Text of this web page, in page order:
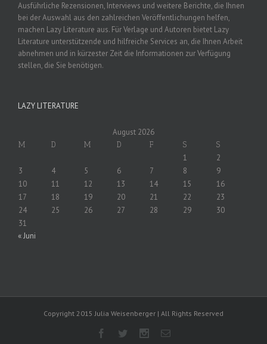
Ausführliche Rezensionen, Interviews und weitere Berichte, die Ihnen
bei der Auswahl aus den zahlreichen Veröffentlichungen helfen,
machen Lazy Literature aus. Für Verlage und Autoren bietet Lazy
Literature unterstützende und hilfreiche Services an, die Ihnen Arbeit
abnehmen und in kürzester Zeit die Informationen zur Verfügung
stellen, die Sie benötigen.
LAZY LITERATURE
August 2026
M D M D F S S
1
2
3
4 5 6 7 8
9
10
11 12 13 14 15
16
17
18 19 20 21 22
23
24
25 26 27 28 29
30
31
« Juni
Copyright 2015 Julia Weisenberger | All Rights Reserved